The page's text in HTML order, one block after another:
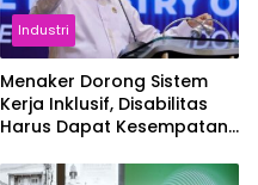
Industri
Menaker Dorong Sistem
Kerja Inklusif, Disabilitas
Harus Dapat Kesempatan